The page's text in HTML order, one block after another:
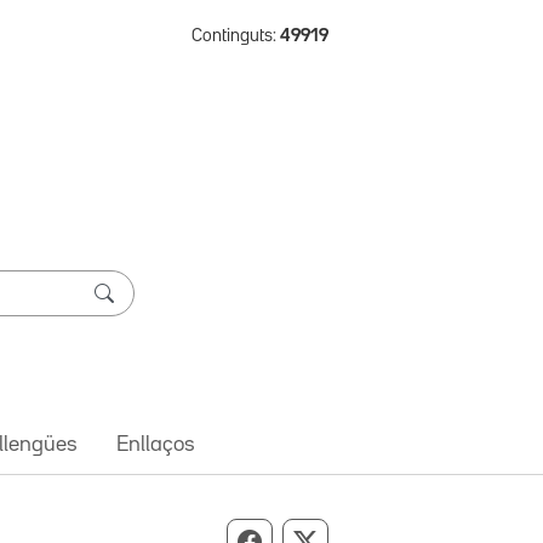
Continguts: 49919
Enllaços